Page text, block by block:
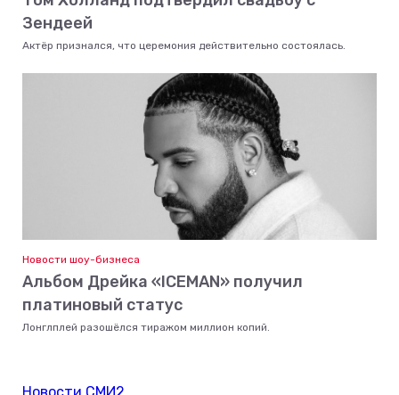
Зендеей
Актёр признался, что церемония действительно состоялась.
Новости шоу-бизнеса
Альбом Дрейка «ICEMAN» получил
платиновый статус
Лонглплей разошёлся тиражом миллион копий.